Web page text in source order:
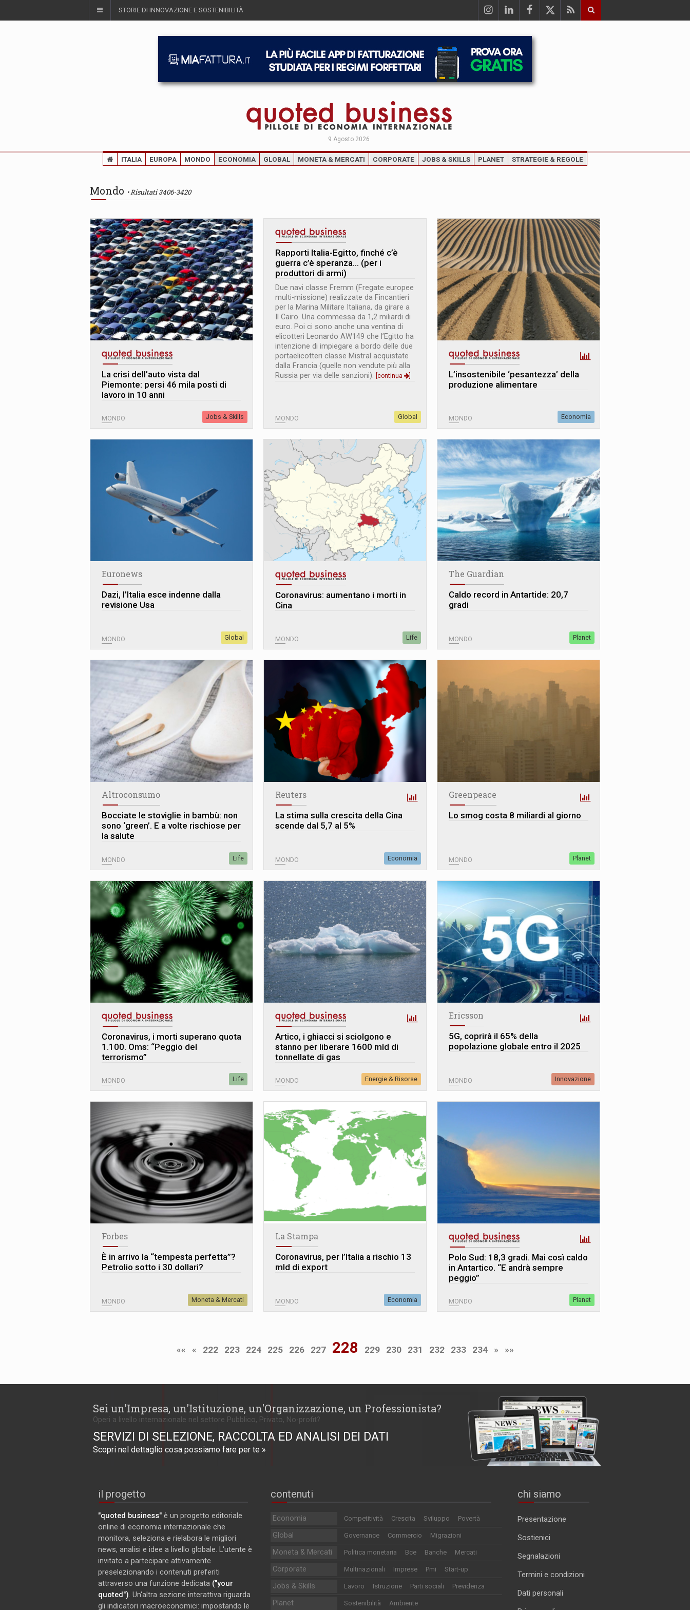
STORIE DI INNOVAZIONE E SOSTENIBILITÀ
9 Agosto 2026
ITALIA EUROPA MONDO ECONOMIA GLOBAL MONETA & MERCATI CORPORATE JOBS & SKILLS PLANET STRATEGIE & REGOLE
Mondo Risultati 3406-3420
La crisi dell’auto vista dal
Piemonte: persi 46 mila posti di
lavoro in 10 anni
MONDO Jobs & Skills
Rapporti Italia-Egitto, finché c’è
guerra c’è speranza… (per i
produttori di armi)
Due navi classe Fremm (Fregate europee
multi-missione) realizzate da Fincantieri
per la Marina Militare Italiana, da girare a
Il Cairo. Una commessa da 1,2 miliardi di
euro. Poi ci sono anche una ventina di
elicotteri Leonardo AW149 che l’Egitto ha
intenzione di impiegare a bordo delle due
portaelicotteri classe Mistral acquistate
dalla Francia (quelle non vendute più alla
Russia per via delle sanzioni). [continua ]
MONDO Global
L’insostenibile ‘pesantezza’ della
produzione alimentare
MONDO Economia
Euronews
Dazi, l’Italia esce indenne dalla
revisione Usa
MONDO Global
Coronavirus: aumentano i morti in
Cina
MONDO Life
The Guardian
Caldo record in Antartide: 20,7
gradi
MONDO Planet
Altroconsumo
Bocciate le stoviglie in bambù: non
sono ‘green’. E a volte rischiose per
la salute
MONDO Life
Reuters
La stima sulla crescita della Cina
scende dal 5,7 al 5%
MONDO Economia
Greenpeace
Lo smog costa 8 miliardi al giorno
MONDO Planet
Coronavirus, i morti superano quota
1.100. Oms: “Peggio del
terrorismo”
MONDO Life
Artico, i ghiacci si sciolgono e
stanno per liberare 1600 mld di
tonnellate di gas
MONDO Energie & Risorse
Ericsson
5G, coprirà il 65% della
popolazione globale entro il 2025
MONDO Innovazione
Forbes
È in arrivo la “tempesta perfetta”?
Petrolio sotto i 30 dollari?
MONDO Moneta & Mercati
La Stampa
Coronavirus, per l’Italia a rischio 13
mld di export
MONDO Economia
Polo Sud: 18,3 gradi. Mai così caldo
in Antartico. “E andrà sempre
peggio”
MONDO Planet
«« « 222 223 224 225 226 227 228 229 230 231 232 233 234 » »»
Sei un'Impresa, un'Istituzione, un'Organizzazione, un Professionista?
Operi a livello internazionale nel settore Pubblico, Privato, No-profit?
SERVIZI DI SELEZIONE, RACCOLTA ED ANALISI DEI DATI
Scopri nel dettaglio cosa possiamo fare per te »
il progetto
"quoted business" è un progetto editoriale
online di economia internazionale che
monitora, seleziona e rielabora le migliori
news, analisi e idee a livello globale. L'utente è
invitato a partecipare attivamente
preselezionando i contenuti preferiti
attraverso una funzione dedicata ("your
quoted"). Un'altra sezione interattiva riguarda
gli indicatori macroeconomici: impostando le
contenuti
Economia Competitività Crescita Sviluppo Povertà
Global Governance Commercio Migrazioni
Moneta & Mercati Politica monetaria Bce Banche Mercati
Corporate Multinazionali Imprese Pmi Start-up
Jobs & Skills Lavoro Istruzione Parti sociali Previdenza
Planet Sostenibilità Ambiente
chi siamo
Presentazione
Sostienici
Segnalazioni
Termini e condizioni
Dati personali